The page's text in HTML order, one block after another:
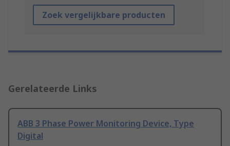
Zoek vergelijkbare producten
Gerelateerde Links
ABB 3 Phase Power Monitoring Device, Type
Digital